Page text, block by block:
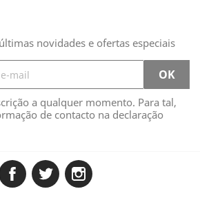
novidades e ofertas especiais
a qualquer momento. Para tal,
de contacto na declaração
FacebookTwitter